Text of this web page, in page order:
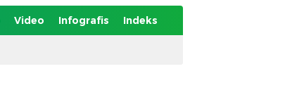
Video Infografis Indeks